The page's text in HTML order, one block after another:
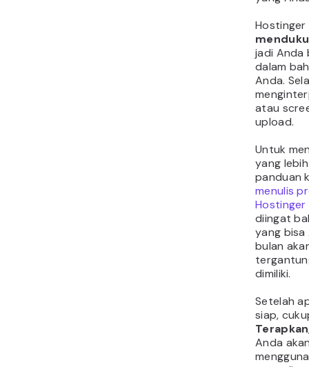
Hostinger
jadi Anda
dalam
Anda.
atau
upload.
Untuk
yang
panduan
menulis
Hostinger
diingat
yang bisa
bulan
dimiliki.
Setelah
siap,
Terapkan
Anda